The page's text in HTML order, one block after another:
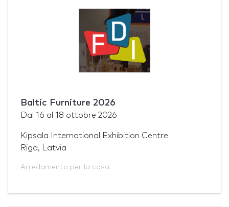
Baltic Furniture 2026
Dal 16 al 18 ottobre 2026
Kipsala International Exhibition Centre
Riga, Latvia
Arredamento per la casa